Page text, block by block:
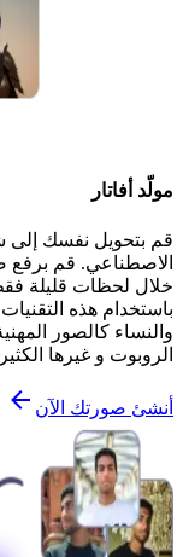
مولّد أفاتار
قم بتحويل نفسك إلى
الاصطناعي. قم برفع
خلال لحظات قليلة
باستخدام هذه
والنساء كالصور
الروبوت و غيرها
أنشئ صورتك الآن